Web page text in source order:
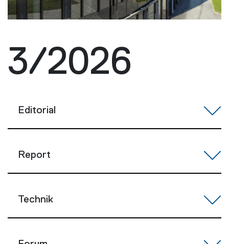
3/2026
Editorial
Report
Technik